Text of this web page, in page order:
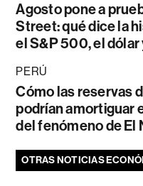
Agosto pone a
Street: qué dice la
el S&P 500, el dólar
PERÚ
Cómo las reservas
podrían amortiguar
del fenómeno de El
OTRAS NOTICIAS